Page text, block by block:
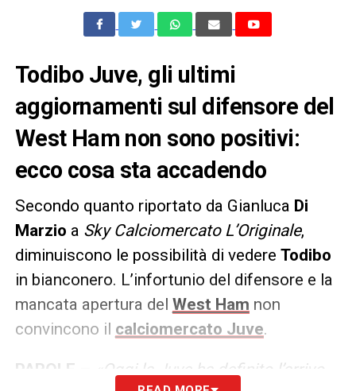
Todibo Juve, gli ultimi
aggiornamenti sul difensore del
West Ham non sono positivi:
ecco cosa sta accadendo
Secondo quanto riportato da Gianluca Di
Marzio a Sky Calciomercato L’Originale,
diminuiscono le possibilità di vedere Todibo
in bianconero. L’infortunio del difensore e la
mancata apertura del West Ham non
convincono il calciomercato Juve.
PAROLE –
«Oggi la Juve ha definito l’arrivo